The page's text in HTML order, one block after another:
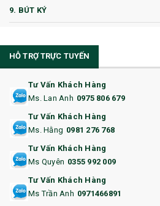
9. BÚT KÝ
11. CỐC/BÌNH GIỮ NHIỆT
12. BÌNH NƯỚC
13. QUÀ TẶNG CAO CẤP
14. HỘP/VÍ ĐỰNG NAMECARD
15. BỘ BẤM MÓNG
16. BAO HỘ CHIẾU
HỖ TRỢ TRỰC TUYẾN
Tư Vấn Khách Hàng
Ms. Lan Anh 0975 806 679
Tư Vấn Khách Hàng
Ms. Hằng 0981 276 768
Tư Vấn Khách Hàng
Ms Quyên 0355 992 009
Tư Vấn Khách Hàng
Ms Trần Anh 0971466891